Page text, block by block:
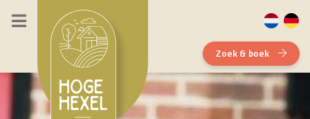
Zoek & boek